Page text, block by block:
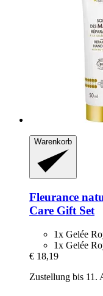
Warenkorb
Fleurance
Care Gift Set
1x Gelée
1x Gelée
€ 18,19
Zustellung bis 11.